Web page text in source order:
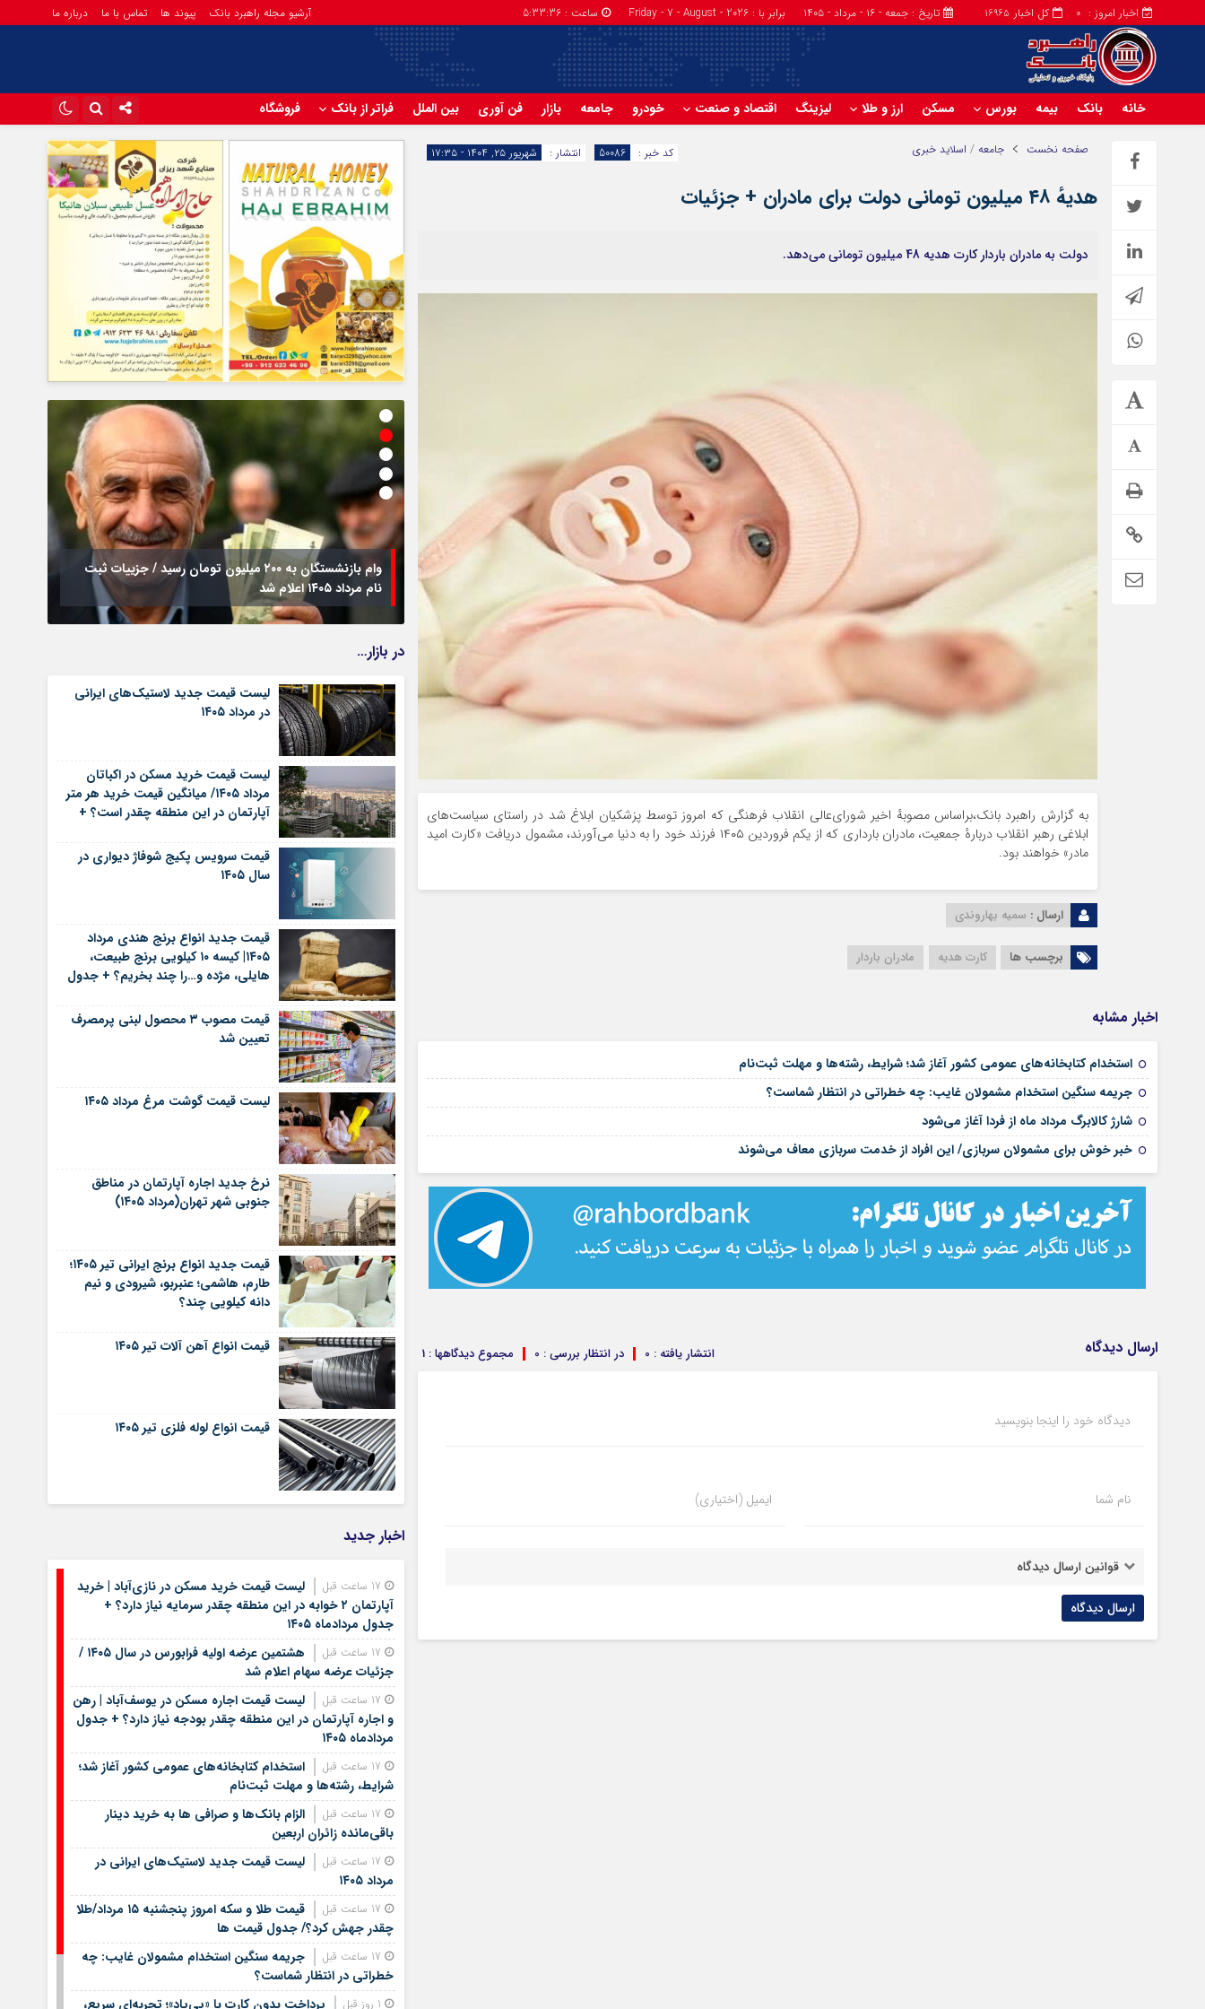
کل اخبار 16965 اخبار امروز : 0 تاریخ : جمعه - ۱۶ - مرداد - ۱۴۰۵ برابر با : Friday - 7 - August - 2026 ساعت : 5:33:36 آرشیو مجله راهبرد بانک پیوند ها تماس با ما درباره ما
خانه بانک بیمه بورس مسکن ارز و طلا لیزینگ اقتصاد و صنعت خودرو جامعه بازار فن آوری بین الملل فراتر از بانک فروشگاه
اینستاگرام
تلگرام
آپارات
صفحه نخست جامعه / اسلاید خبری انتشار : شهریور ۲۵, ۱۴۰۴ - ۱۷:۳۵ کد خبر : 50086
هدیهٔ ۴۸ میلیون تومانی دولت برای مادران + جزئیات
دولت به مادران باردار کارت هدیه 48 میلیون تومانی می‌دهد.
به گزارش راهبرد بانک،براساس مصوبهٔ اخیر شورای‌عالی انقلاب فرهنگی که امروز توسط پزشکیان ابلاغ شد در راستای سیاست‌های
ابلاغی رهبر انقلاب دربارهٔ جمعیت، مادران بارداری که از یکم فروردین ۱۴۰۵ فرزند خود را به دنیا می‌آورند، مشمول دریافت «کارت امید
مادر» خواهند بود.
ارسال : سمیه بهاروندی
برچسب ها کارت هدیه مادران باردار
اخبار مشابه
استخدام کتابخانه‌های عمومی کشور آغاز شد؛ شرایط، رشته‌ها و مهلت ثبت‌نام
جریمه سنگین استخدام مشمولان غایب: چه خطراتی در انتظار شماست؟
شارژ کالابرگ مرداد ماه از فردا آغاز می‌شود
خبر خوش برای مشمولان سربازی/ این افراد از خدمت سربازی معاف می‌شوند
ارسال دیدگاه مجموع دیدگاهها : 1 در انتظار بررسی : 0 انتشار یافته : 0
دیدگاه خود را اینجا بنویسید
نام شما ایمیل (اختیاری)
قوانین ارسال دیدگاه
اطلاعیه تامین اجتماعی درباره واریز حقوق تیر بازنشستگان تمدید خودکار بیمه سلامت دهک‌های اقتصادی ۱ تا ۵ تهران
وام بازنشستگان به ۲۰۰ میلیون تومان رسید / جزییات ثبت
نام مرداد ۱۴۰۵ اعلام شد
در بازار…
لیست قیمت جدید لاستیک‌های ایرانی
در مرداد ۱۴۰۵
لیست قیمت خرید مسکن در اکباتان
مرداد ۱۴۰۵/ میانگین قیمت خرید هر متر
آپارتمان در این منطقه چقدر است؟ +
قیمت سرویس پکیج شوفاژ دیواری در
سال ۱۴۰۵
قیمت جدید انواع برنج هندی مرداد
۱۴۰۵| کیسه ۱۰ کیلویی برنج طبیعت،
هایلی، مژده و…را چند بخریم؟ + جدول
قیمت مصوب ۳ محصول لبنی پرمصرف
تعیین شد
لیست قیمت گوشت مرغ مرداد ۱۴۰۵
نرخ جدید اجاره آپارتمان در مناطق
جنوبی شهر تهران(مرداد ۱۴۰۵)
قیمت جدید انواع برنج ایرانی تیر ۱۴۰۵؛
طارم، هاشمی؛ عنبربو، شیرودی و نیم
دانه کیلویی چند؟
قیمت انواع آهن آلات تیر ۱۴۰۵
قیمت انواع لوله فلزی تیر ۱۴۰۵
اخبار جدید
لیست قیمت خرید مسکن در نازی‌آباد | خرید
آپارتمان ۲ خوابه در این منطقه چقدر سرمایه نیاز دارد؟ +
جدول مردادماه ۱۴۰۵
هشتمین عرضه اولیه فرابورس در سال ۱۴۰۵ /
جزئیات عرضه سهام اعلام شد
لیست قیمت اجاره مسکن در یوسف‌آباد | رهن
و اجاره آپارتمان در این منطقه چقدر بودجه نیاز دارد؟ + جدول
مردادماه ۱۴۰۵
استخدام کتابخانه‌های عمومی کشور آغاز شد؛
شرایط، رشته‌ها و مهلت ثبت‌نام
الزام بانک‌ها و صرافی ها به خرید دینار
باقی‌مانده زائران اربعین
لیست قیمت جدید لاستیک‌های ایرانی در
مرداد ۱۴۰۵
قیمت طلا و سکه امروز پنجشنبه ۱۵ مرداد/طلا
چقدر جهش کرد؟/ جدول قیمت ها
جریمه سنگین استخدام مشمولان غایب: چه
خطراتی در انتظار شماست؟
پرداخت بدون کارت با «پی‌پاد»؛ تجربه‌ای سریع،